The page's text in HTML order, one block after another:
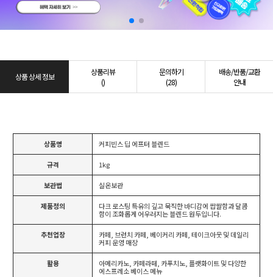
상품 상세 정보
상품리뷰
()
문의하기
(28)
배송/반품/교환
안내
상품명 커피빈스 딥 에프터 블렌드
규격 1kg
보관법 실온보관
제품정의
다크 로스팅 특유의 깊고 묵직한 바디감에 쌉쌀함과 달콤
함이 조화롭게 어우러지는 블렌드 원두입니다.
추천업장
카페, 브런치 카페, 베이커리 카페, 테이크아웃 및 데일리
커피 운영 매장
활용
아메리카노, 카페라떼, 카푸치노, 플랫화이트 및 다양한
에스프레소 베이스 메뉴